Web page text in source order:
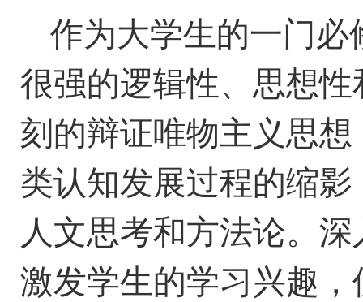
作为大学生的一门
很强的逻辑性、思想
刻的辩证唯物主义思
类认知发展过程的缩
人文思考和方法论。
激发学生的学习兴趣